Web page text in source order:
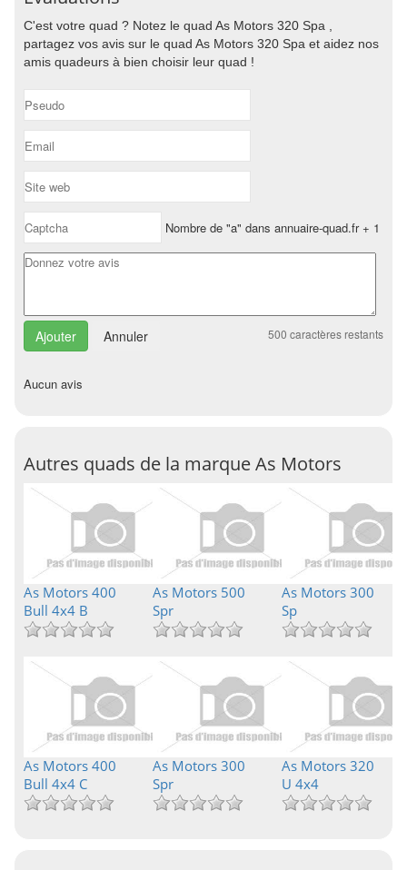
C'est votre quad ? Notez le quad As Motors 320 Spa ,
partagez vos avis sur le quad As Motors 320 Spa et aidez nos
amis quadeurs à bien choisir leur quad !
Nombre de "a" dans annuaire-quad.fr + 1
Annuler 500 caractères restants
Aucun avis
Autres quads de la marque As Motors
As Motors 400
Bull 4x4 B
As Motors 500
Spr
As Motors 300
Sp
As Motors 400
Bull 4x4 C
As Motors 300
Spr
As Motors 320
U 4x4